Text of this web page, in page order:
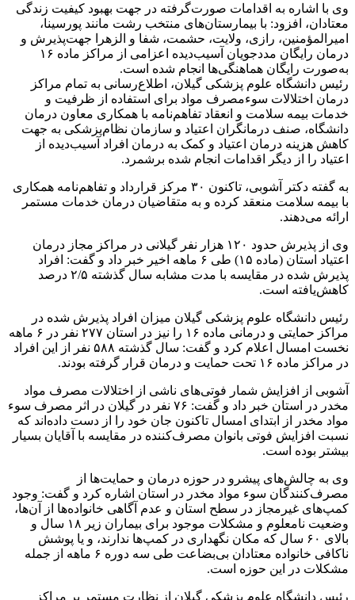
وی با اشاره به اقدامات صورت‌گرفته در جهت بهبود کیفیت زندگی
معتادان، افزود: با بیمارستان‌های منتخب رشت مانند پورسینا،
امیرالمؤمنین، رازی، ولایت، حشمت، شفا و الزهرا جهت‌پذیرش و
درمان رایگان مددجویان آسیب‌دیده اعزامی از مراکز ماده ۱۶
به‌صورت رایگان هماهنگی‌ها انجام شده است.
رئیس دانشگاه علوم پزشکی گیلان، اطلاع‌رسانی به تمام مراکز
درمان اختلالات سوءمصرف مواد برای استفاده از ظرفیت و
خدمات بیمه سلامت و انعقاد تفاهم‌نامه با همکاری معاون درمان
دانشگاه، صنف درمانگران اعتیاد و سازمان نظام‌پزشکی به جهت
کاهش هزینه درمان اعتیاد و کمک به درمان افراد آسیب‌دیده از
اعتیاد را از دیگر اقدامات انجام شده برشمرد.
به گفته دکتر آشوبی، تاکنون ۳۰ مرکز قرارداد و تفاهم‌نامه همکاری
با بیمه سلامت منعقد کرده و به متقاضیان درمان خدمات مستمر
ارائه می‌دهند.
وی از پذیرش حدود ۱۲۰ هزار نفر گیلانی در مراکز مجاز درمان
اعتیاد استان (ماده ۱۵) طی ۶ ماهه اخیر خبر داد و گفت: افراد
پذیرش شده در مقایسه با مدت مشابه سال گذشته ۲/۵ درصد
کاهش‌یافته است.
رئیس دانشگاه علوم پزشکی گیلان میزان افراد پذیرش شده در
مراکز حمایتی و درمانی ماده ۱۶ را نیز در استان ۲۷۷ نفر در ۶ ماهه
نخست امسال اعلام کرد و گفت: سال گذشته ۵۸۸ نفر از این افراد
در مراکز ماده ۱۶ تحت حمایت و درمان قرار گرفته بودند.
آشوبی از افزایش شمار فوتی‌های ناشی از اختلالات مصرف مواد
مخدر در استان خبر داد و گفت: ۷۶ نفر در گیلان در اثر مصرف سوء
مواد مخدر از ابتدای امسال تاکنون جان خود را از دست‌ داده‌اند که
نسبت افزایش فوتی بانوان مصرف‌کننده در مقایسه با آقایان بسیار
بیشتر بوده است.
وی به چالش‌های پیشرو در حوزه درمان و حمایت‌ها از
مصرف‌کنندگان سوء مواد مخدر در استان اشاره کرد و گفت: وجود
کمپ‌های غیرمجاز در سطح استان و عدم آگاهی خانواده‌ها از آن‌ها،
وضعیت نامعلوم و مشکلات موجود برای بیماران زیر ۱۸ سال و
بالای ۶۰ سال که مکان نگهداری در کمپ‌ها ندارند، و یا پوشش
ناکافی خانواده معتادان بی‌بضاعت طی سه دوره ۶ ماهه از جمله
مشکلات در این حوزه است.
رئیس دانشگاه علوم پزشکی گیلان از نظارت مستمر بر مراکز